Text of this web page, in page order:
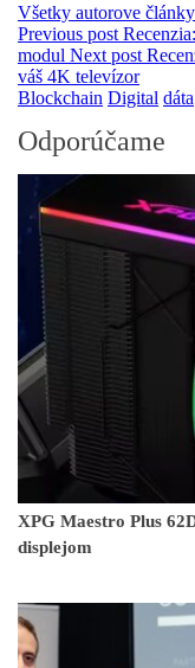
Všetky autorove články
Previous post
modul Next post
váš 4K televízor
Blockchain Digital dáta
Odporúčame
XPG Maestro Plus
displejom